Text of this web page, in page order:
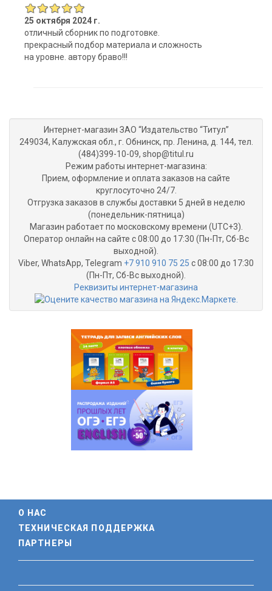
25 октября 2024 г.
отличный сборник по подготовке.
прекрасный подбор материала и сложность
на уровне. автору браво!!!
Интернет-магазин ЗАО “Издательство “Титул”
249034, Калужская обл., г. Обнинск, пр. Ленина, д. 144, тел.
(484)399-10-09, shop@titul.ru
Режим работы интернет-магазина:
Прием, оформление и оплата заказов на сайте
круглосуточно 24/7.
Отгрузка заказов в службы доставки 5 дней в неделю
(понедельник-пятница)
Магазин работает по московскому времени (UTC+3).
Оператор онлайн на сайте с 08:00 до 17:30 (Пн-Пт, Сб-Вс
выходной).
Viber, WhatsApp, Telegram +7 910 910 75 25 с 08:00 до 17:30
(Пн-Пт, Сб-Вс выходной).
Реквизиты интернет-магазина
О НАС
ТЕХНИЧЕСКАЯ ПОДДЕРЖКА
ПАРТНЕРЫ